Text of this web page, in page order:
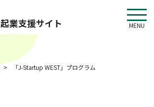
起業支援サイト MENU
「J-Startup WEST」プログラム